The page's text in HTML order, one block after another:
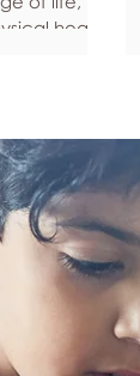
health,
can
improve
more
this